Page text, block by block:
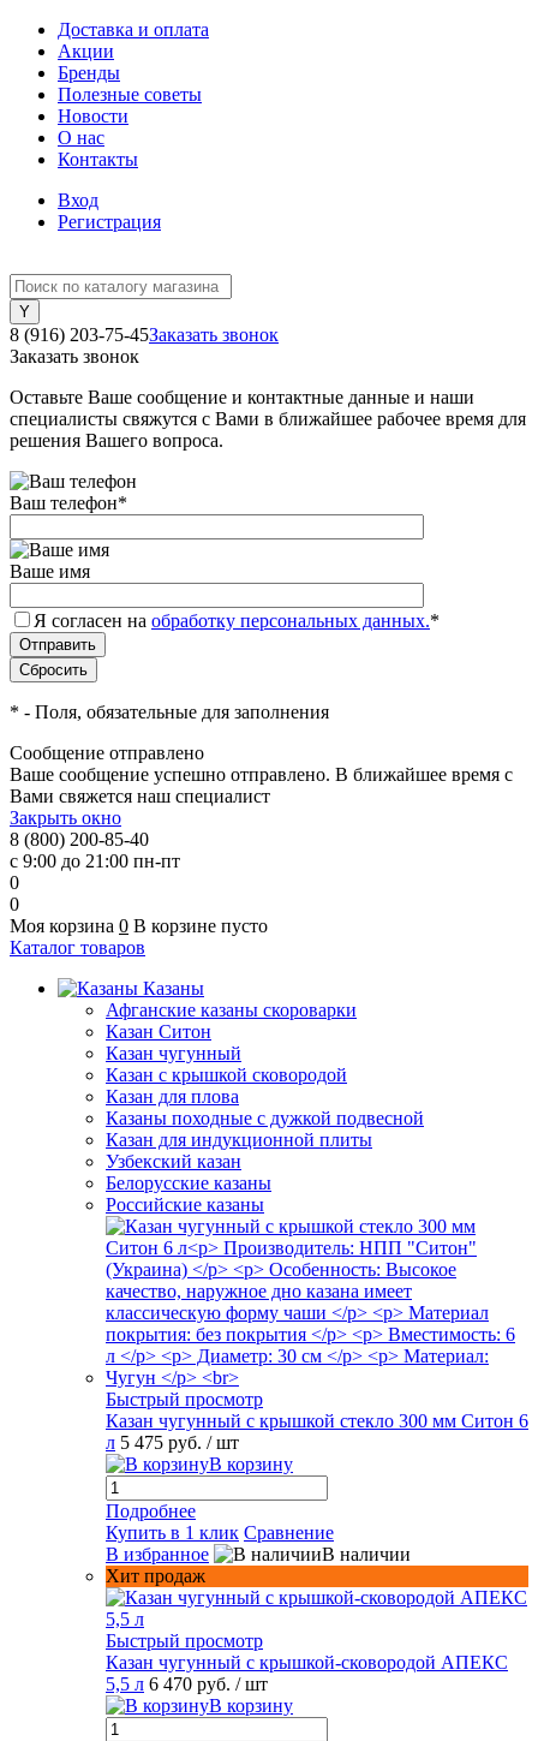
Доставка и оплата
Акции
Бренды
Полезные советы
Новости
О нас
Контакты
Вход
Регистрация
8 (916) 203-75-45Заказать звонок
Заказать звонок
Оставьте Ваше сообщение и контактные данные и наши
специалисты свяжутся с Вами в ближайшее рабочее время для
решения Вашего вопроса.
Ваш телефон*
Ваше имя
Я согласен на обработку персональных данных.*
* - Поля, обязательные для заполнения
Сообщение отправлено
Ваше сообщение успешно отправлено. В ближайшее время с
Вами свяжется наш специалист
Закрыть окно
8 (800) 200-85-40
с 9:00 до 21:00 пн-пт
0
0
Моя корзина 0 В корзине пусто
Каталог товаров
Казаны
Афганские казаны скороварки
Казан Ситон
Казан чугунный
Казан с крышкой сковородой
Казан для плова
Казаны походные с дужкой подвесной
Казан для индукционной плиты
Узбекский казан
Белорусские казаны
Российские казаны
Быстрый просмотр
Казан чугунный с крышкой стекло 300 мм Ситон 6
л 5 475 руб. / шт
В корзину
Подробнее
Купить в 1 клик Сравнение
В избранное
В наличии
Хит продаж
Быстрый просмотр
Казан чугунный с крышкой-сковородой АПЕКС
5,5 л 6 470 руб. / шт
В корзину